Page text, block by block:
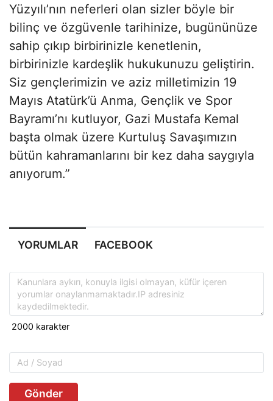
Yüzyılı’nın neferleri olan sizler böyle bir
bilinç ve özgüvenle tarihinize, bugününüze
sahip çıkıp birbirinizle kenetlenin,
birbirinizle kardeşlik hukukunuzu geliştirin.
Siz gençlerimizin ve aziz milletimizin 19
Mayıs Atatürk’ü Anma, Gençlik ve Spor
Bayramı’nı kutluyor, Gazi Mustafa Kemal
başta olmak üzere Kurtuluş Savaşımızın
bütün kahramanlarını bir kez daha saygıyla
anıyorum.”
YORUMLAR FACEBOOK
Gönder